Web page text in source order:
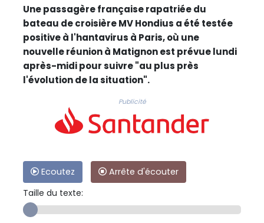
Une passagère française rapatriée du
bateau de croisière MV Hondius a été testée
positive à l'hantavirus à Paris, où une
nouvelle réunion à Matignon est prévue lundi
après-midi pour suivre "au plus près
l'évolution de la situation".
Publicité
Ecoutez
Arrête d'écouter
Taille du texte: